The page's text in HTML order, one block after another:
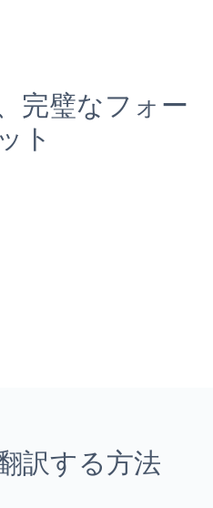
完璧なフォー
ト
訳する方法